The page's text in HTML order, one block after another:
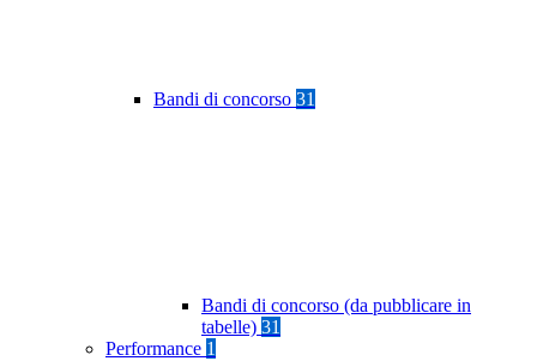
Bandi di concorso 31
Bandi di concorso (da pubblicare in
tabelle) 31
Performance 1